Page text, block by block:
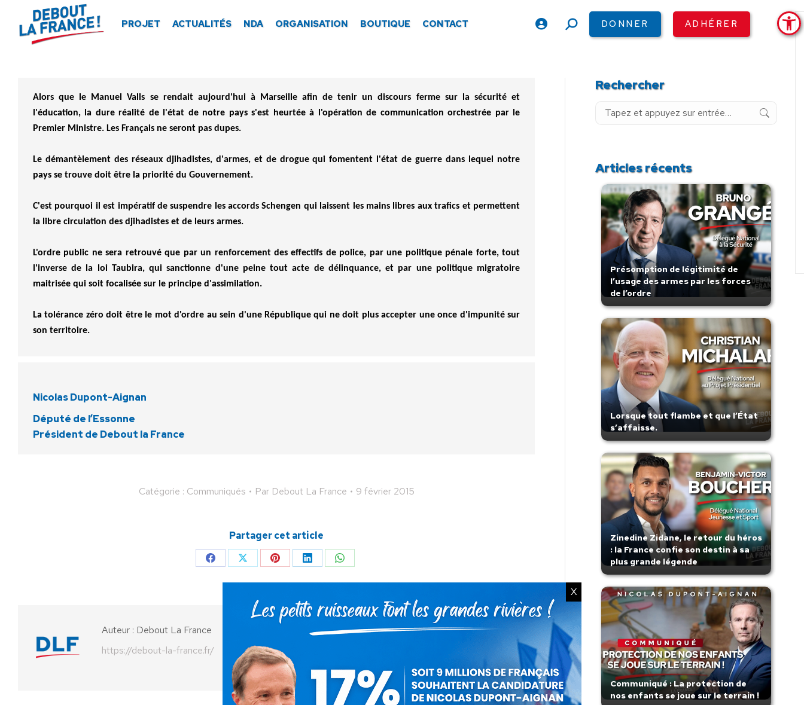
PROJET ACTUALITÉS NDA ORGANISATION BOUTIQUE CONTACT
RechercheDONNER ADHÉRER
Alors que le Manuel Valls se rendait aujourd'hui à Marseille afin de tenir un discours ferme sur la sécurité et
l'éducation, la dure réalité de l'état de notre pays s'est heurtée à l'opération de communication orchestrée par le
Premier Ministre. Les Français ne seront pas dupes.
Le démantèlement des réseaux djihadistes, d'armes, et de drogue qui fomentent l'état de guerre dans lequel notre
pays se trouve doit être la priorité du Gouvernement.
C'est pourquoi il est impératif de suspendre les accords Schengen qui laissent les mains libres aux trafics et permettent
la libre circulation des djihadistes et de leurs armes.
L'ordre public ne sera retrouvé que par un renforcement des effectifs de police, par une politique pénale forte, tout
l'inverse de la loi Taubira, qui sanctionne d'une peine tout acte de délinquance, et par une politique migratoire
maitrisée qui soit focalisée sur le principe d'assimilation.
La tolérance zéro doit être le mot d'ordre au sein d'une République qui ne doit plus accepter une once d'impunité sur
son territoire.
Nicolas Dupont-Aignan
Député de l’Essonne
Président de Debout la France
Catégorie : Communiqués Par Debout La France 9 février 2015
Partager cet article
PartagerPartager
sur
Partager
sur
Pinterest
Partager
sur
LinkedIn
Partager
sur
Auteur : Debout La France
https://debout-la-france.fr/
Rechercher
Recherche
Articles récents
Présomption de légitimité de
l’usage des armes par les forces
de l’ordre
Lorsque tout flambe et que l’État
s’affaisse.
Zinedine Zidane, le retour du héros
: la France confie son destin à sa
plus grande légende
Communiqué : La protection de
nos enfants se joue sur le terrain !
X
Panneau de gestion des cookies